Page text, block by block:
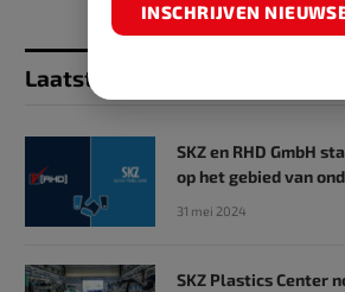
Laatst toegevoegd
SKZ en RHD GmbH
op het gebied van
31 mei 2024
SKZ Plastics Center
INSCHRIJVEN